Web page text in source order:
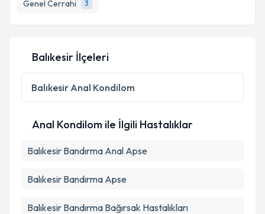
Genel Cerrahi
3
Balıkesir İlçeleri
Balıkesir Anal Kondilom
Anal Kondilom ile İlgili Hastalıklar
Balıkesir Bandırma Anal Apse
Balıkesir Bandırma Apse
Balıkesir Bandırma Bağırsak Hastalıkları